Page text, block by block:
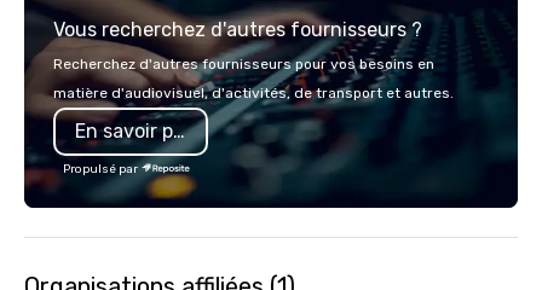
catering and
delivery options.
Vous recherchez d'autres fournisseurs ?
Recherchez d'autres fournisseurs pour vos besoins en
matière d'audiovisuel, d'activités, de transport et autres.
En savoir plus
Propulsé par